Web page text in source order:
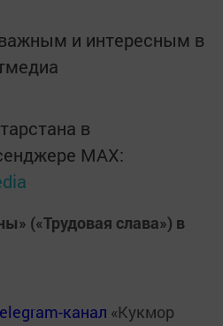
и интересным в
в
MАХ:
(«Трудовая слава») в
канал «Кукмор